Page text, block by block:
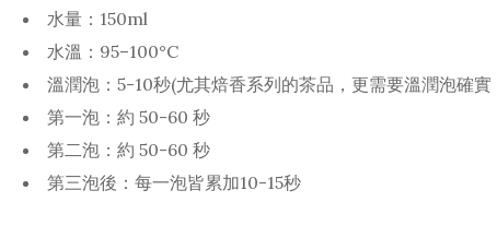
水量：150ml
水溫：95–100°C
溫潤泡：5-10秒(尤其焙香系列的茶品，更需要溫潤泡確實
第一泡：約 50-60 秒
第二泡：約 50-60 秒
第三泡後：每一泡皆累加10-15秒